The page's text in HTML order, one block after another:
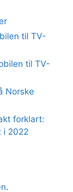
til TV-
til TV-
Norske
forklart:
i 2022
.